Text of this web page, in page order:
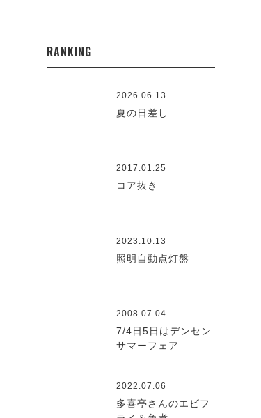
RANKING
2026.06.13
夏の日差し
2017.01.25
コア抜き
2023.10.13
照明自動点灯盤
2008.07.04
7/4日5日はデンセン
サマーフェア
2022.07.06
多喜亭さんのエビフ